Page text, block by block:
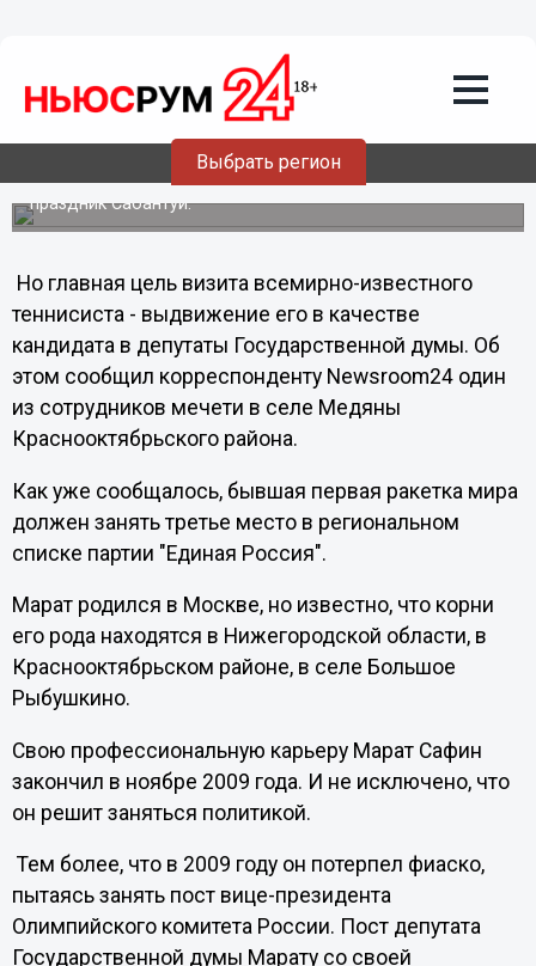
Выбрать регион
Марат Сафин прибыл в
Нижегородскую область
В эти минуты он находится в Краснооктябрьском районе
Нижегородской области. Там сегодня проходят
ежегодная научно-практическая конференция
«Фаизхановские чтения» и традиционный татарский
праздник Сабантуй.
Но главная цель визита всемирно-известного
теннисиста - выдвижение его в качестве
кандидата в депутаты Государственной думы. Об
этом сообщил корреспонденту Newsroom24 один
из сотрудников мечети в селе Медяны
Краснооктябрьского района.
Как уже сообщалось, бывшая первая ракетка мира
должен занять третье место в региональном
списке партии "Единая Россия".
Марат родился в Москве, но известно, что корни
его рода находятся в Нижегородской области, в
Краснооктябрьском районе, в селе Большое
Рыбушкино.
Свою профессиональную карьеру Марат Сафин
закончил в ноябре 2009 года. И не исключено, что
он решит заняться политикой.
Тем более, что в 2009 году он потерпел фиаско,
пытаясь занять пост вице-президента
Олимпийского комитета России. Пост депутата
Государственной думы Марату со своей